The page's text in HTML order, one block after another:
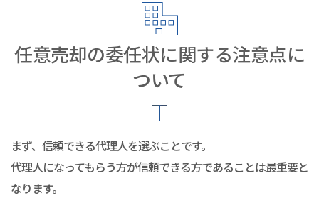
任意売却の委任状に関する注意点に
ついて
まず、信頼できる代理人を選ぶことです。
代理人になってもらう方が信頼できる方であることは最重要と
なります。